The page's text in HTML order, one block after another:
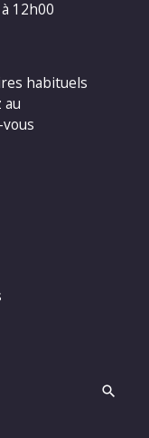
12h00
habituels
au